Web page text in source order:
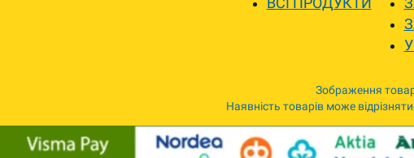
ВСІ ПРОДУКТИ
Зображення
Наявність товарів може